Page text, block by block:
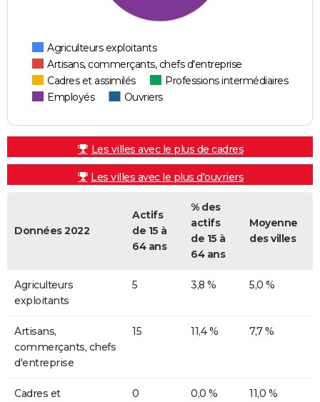
Agriculteurs exploitants
Artisans, commerçants, chefs d'entreprise
Cadres et assimilés
Professions intermédiaires
Employés
Ouvriers
Les villes avec le plus de cadres
Les villes avec le plus d'ouvriers
Données 2022
Actifs
de 15 à
64 ans
% des
actifs
de 15 à
64 ans
Moyenne
des villes
Agriculteurs
exploitants
5 3,8 % 5,0 %
Artisans,
commerçants, chefs
d'entreprise
15 11,4 % 7,7 %
Cadres et
0 0,0 % 11,0 %